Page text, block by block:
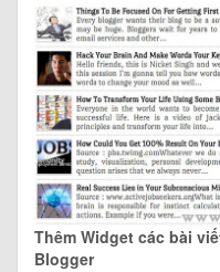
Thêm Widget các bài
Blogger